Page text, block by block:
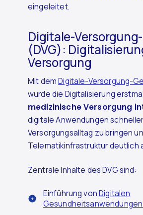
eingeleitet.
Digitale-
(DVG):
Versorgung
Mit demDigitale-Versorgung-
wurde die Digitalisierung
medizinische Versorgung
digitale Anwendungen
Versorgungsalltag zu bringen
Telematikinfrastruktur deutlich
Zentrale Inhalte des DVG sind:
Einführung vonDigitalen
Gesundheitsanwendungen